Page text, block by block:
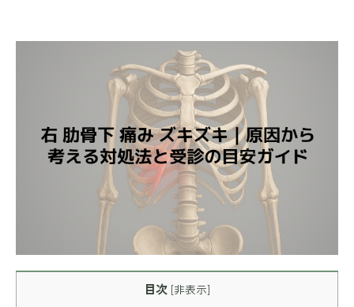
目次 [非表示]